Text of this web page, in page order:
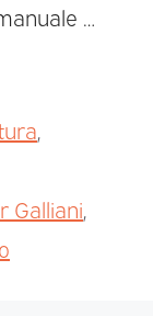
…
Galliani